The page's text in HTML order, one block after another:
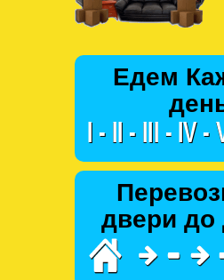
Едем
двери до